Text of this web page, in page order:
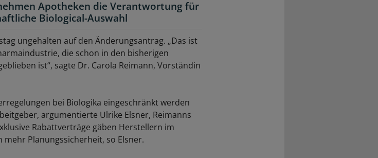
Apotheken die Verantwortung für
Biological-Auswahl
ungehalten auf den Änderungsantrag. „Das ist
die schon in den bisherigen
ist“, sagte Dr. Carola Reimann, Vorständin
bei Biologika eingeschränkt werden
argumentierte Ulrike Elsner, Reimanns
Rabattverträge gäben Herstellern im
Planungssicherheit, so Elsner.